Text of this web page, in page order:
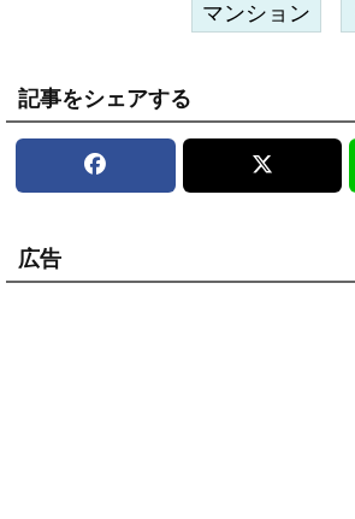
マンション
記事をシェアする
広告